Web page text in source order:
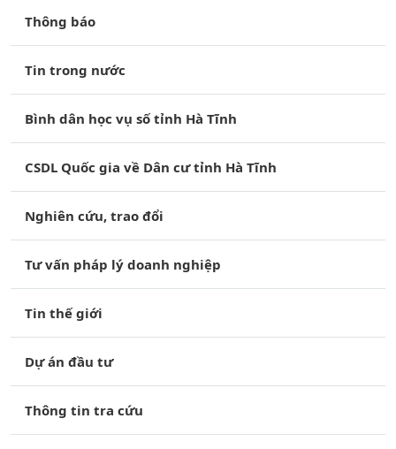
Thông báo
Tin trong nước
Bình dân học vụ số tỉnh Hà Tĩnh
CSDL Quốc gia về Dân cư tỉnh Hà Tĩnh
Nghiên cứu, trao đổi
Tư vấn pháp lý doanh nghiệp
Tin thế giới
Dự án đầu tư
Thông tin tra cứu